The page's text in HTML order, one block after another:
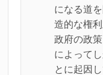
になる道
造的な権
政府の政
によって
とに起因